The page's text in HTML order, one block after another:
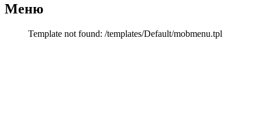
Меню
Template not found: /templates/Default/mobmenu.tpl